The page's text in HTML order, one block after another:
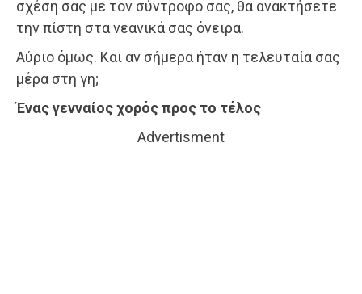
σχέση σας με τον σύντροφο σας, θα ανακτήσετε
την πίστη στα νεανικά σας όνειρα.
Αύριο όμως. Και αν σήμερα ήταν η τελευταία σας
μέρα στη γη;
Ένας γενναίος χορός προς το τέλος
Advertisment